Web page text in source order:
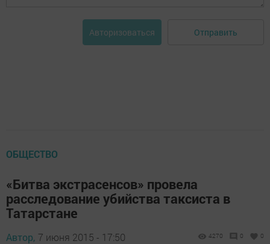
Авторизоваться Отправить
ОБЩЕСТВО
«Битва экстрасенсов» провела
расследование убийства таксиста в
Татарстане
Автор, 7 июня 2015 - 17:50 4270 0 0